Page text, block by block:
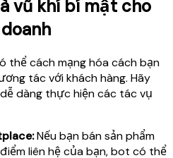
vũ khí bí mật cho
thể cách mạng hóa cách bạn
tác với khách hàng. Hãy
dàng thực hiện các tác vụ
Nếu bạn bán sản phẩm
liên hệ của bạn, bot có thể